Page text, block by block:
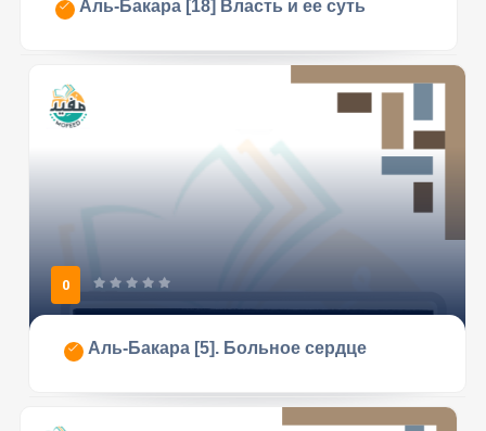
Аль-Бакара [18] Власть и ее суть
0
Аль-Бакара [5]. Больное сердце